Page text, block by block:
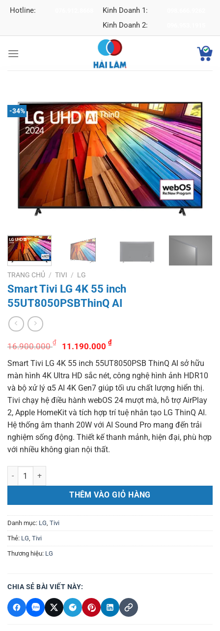
Hotline: Kinh Doanh 1:
Kinh Doanh 2:
-34%
TRANG CHỦ / TIVI / LG
Smart Tivi LG 4K 55 inch
55UT8050PSBThinQ AI
16.900.000₫
Giá
gốc
là:
16.900.000 ₫.
11.190.000₫Giá
hiện
tại
là:
11.190.000 ₫.
Smart Tivi LG 4K 55 inch 55UT8050PSB ThinQ AI sở hữu
màn hình 4K Ultra HD sắc nét, công nghệ hình ảnh HDR10
và bộ xử lý α5 AI 4K Gen7 giúp tối ưu chất lượng hiển thị.
Tivi chạy hệ điều hành webOS 24 mượt mà, hỗ trợ AirPlay
2, Apple HomeKit và tích hợp trí tuệ nhân tạo LG ThinQ AI.
Hệ thống âm thanh 20W với AI Sound Pro mang đến trải
nghiệm sống động. Thiết kế thanh mảnh, hiện đại, phù hợp
với nhiều không gian nội thất.
Smart Tivi LG 4K 55 inch 55UT8050PSBThinQ AI số lượng
THÊM VÀO GIỎ HÀNG
Danh mục: LG Tivi
Thẻ: LG Tivi
Thương hiệu: LG
CHIA SẺ BÀI VIẾT NÀY: